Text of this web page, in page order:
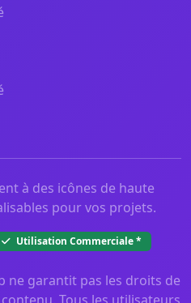
à des icônes de haute
pour vos projets.
Utilisation Commerciale*
ne garantit pas les droits de